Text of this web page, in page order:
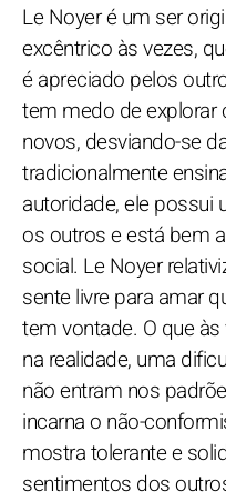
Le Noyer é um ser
excêntrico às vezes,
é apreciado pelos
tem medo de explorar
novos, desviando-se
tradicionalmente
autoridade, ele possui
os outros e está bem
social. Le Noyer
sente livre para amar
tem vontade. O que
na realidade, uma
não entram nos
incarna o não-
mostra tolerante e
sentimentos dos